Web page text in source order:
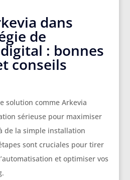
dans
de
: bonnes
conseils
solution comme Arkevia
sérieuse pour maximiser
de la simple installation
sont cruciales pour tirer
et optimiser vos